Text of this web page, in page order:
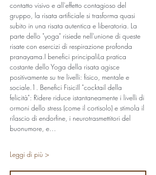
contatto visivo e all'effetto contagioso del
gruppo, la risata artificiale si trasforma quasi
subito in una risata autentica e liberatoria. La
parte dello "yoga" risiede nell'unione di queste
risate con esercizi di respirazione profonda
pranayama.​I benefici principali​La pratica
costante dello Yoga della risata agisce
positivamente su tre livelli: fisico, mentale e
sociale.​1. Benefici Fisici​Il "cocktail della
felicità": Ridere riduce istantaneamente i livelli di
ormoni dello stress (come il cortisolo) e stimola il
rilascio di endorfine, i neurotrasmettitori del
buonumore, e…
Leggi di più >